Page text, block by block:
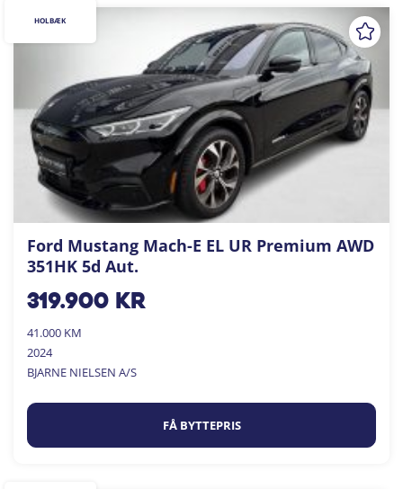
Ford Mustang Mach-E EL UR Premium AWD
351HK 5d Aut.
319.900kr
41.000 KM
2024
BJARNE NIELSEN A/S
FÅ BYTTEPRIS
HOLBÆK